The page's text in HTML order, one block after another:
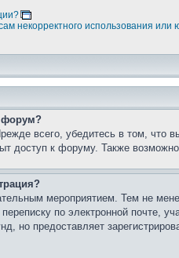
некорректного использования
форум?
всего, убедитесь в том, что
доступ к форуму. Также
мероприятием. Тем не
по электронной почте,
но предоставляет